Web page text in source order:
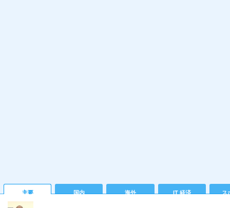
主要 国内 海外 IT 経済 ス